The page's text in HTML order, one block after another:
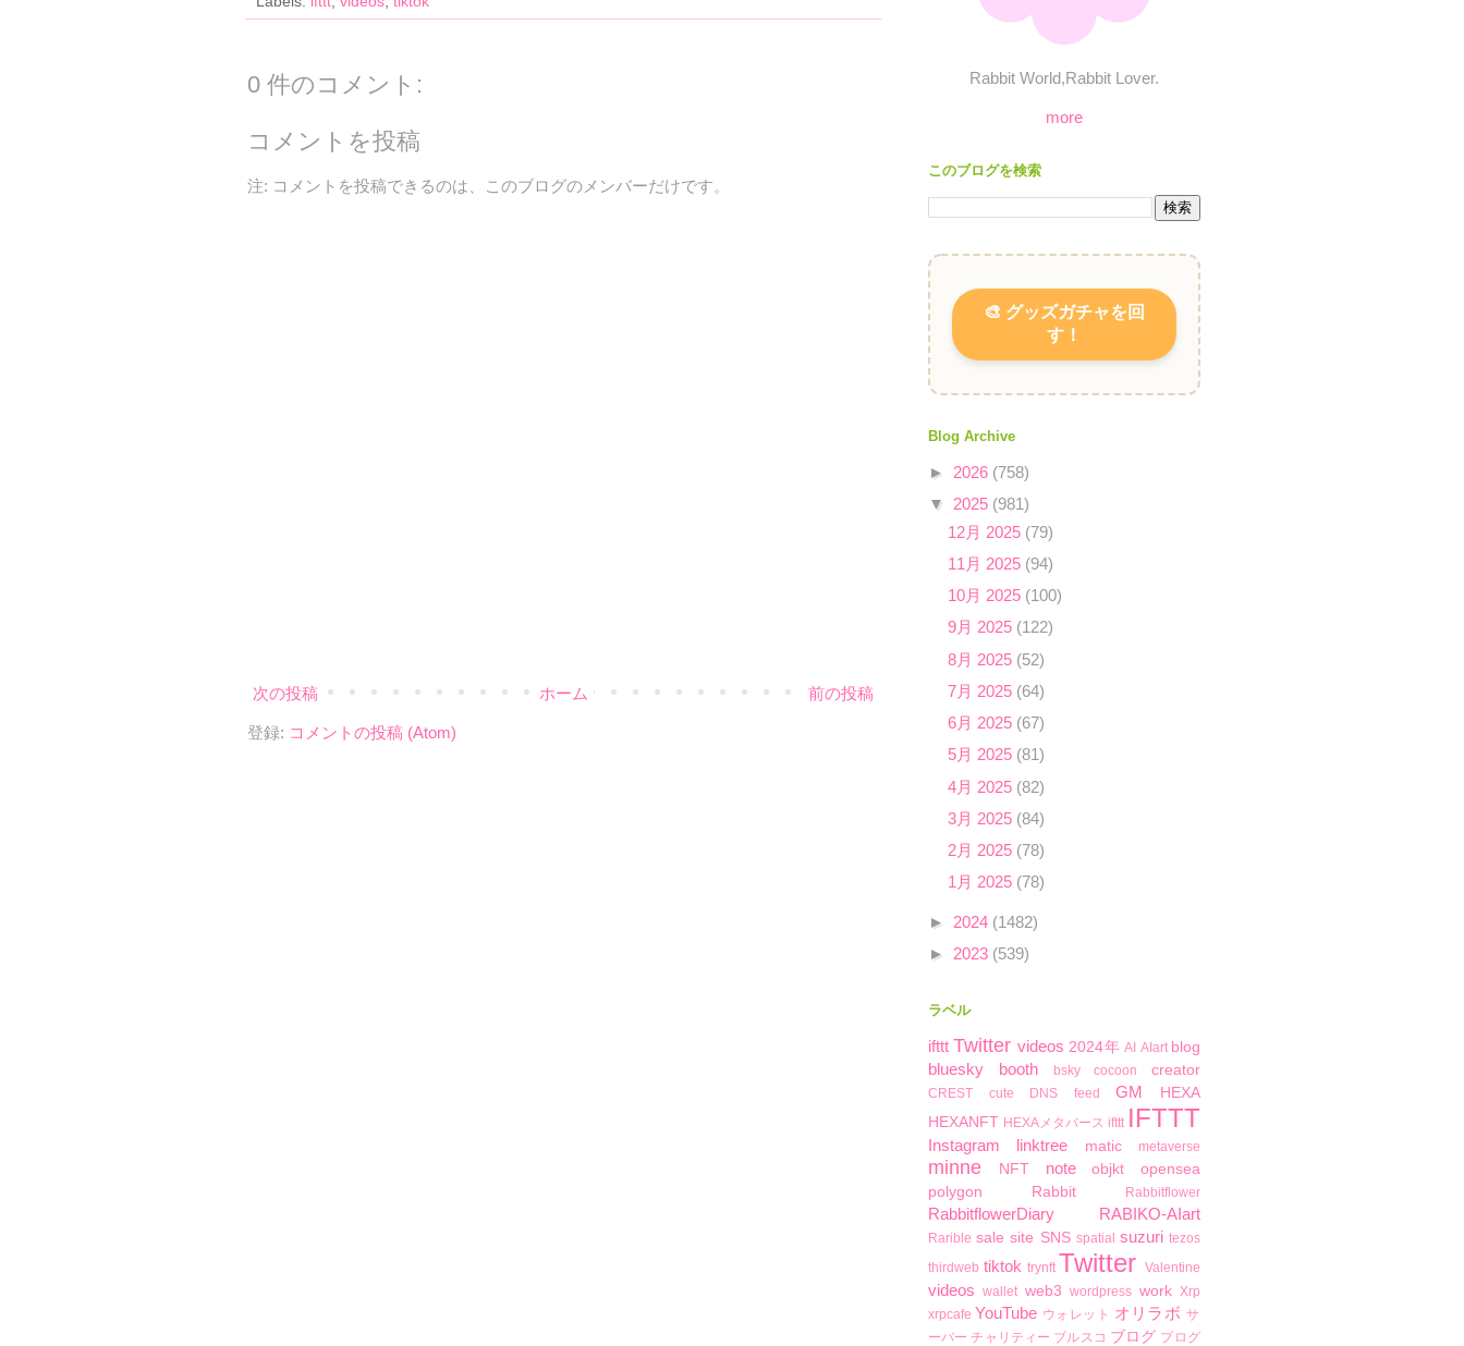
0 件のコメント:
コメントを投稿
注: コメントを投稿できるのは、このブログのメンバーだけです。
次の投稿 前の投稿
ホーム
登録: コメントの投稿 (Atom)
Rabbit World,Rabbit Lover.
more
このブログを検索
🎨 グッズガチャを回
す！
Blog Archive
► 2026 (758)
▼ 2025 (981)
12月 2025 (79)
11月 2025 (94)
10月 2025 (100)
9月 2025 (122)
8月 2025 (52)
7月 2025 (64)
6月 2025 (67)
5月 2025 (81)
4月 2025 (82)
3月 2025 (84)
2月 2025 (78)
1月 2025 (78)
► 2024 (1482)
► 2023 (539)
ラベル
ifttt Twitter videos 2024年 AI AIart blog
bluesky booth bsky cocoon creator
CREST cute DNS feed GM
HEXA
HEXANFT HEXAメタバース ifttt IFTTT
Instagram linktree matic metaverse
minne NFT note objkt
opensea
polygon
Rabbit Rabbitflower
RabbitflowerDiary RABIKO-AIart
Rarible sale site SNS spatial suzuri tezos
thirdweb tiktok trynft Twitter Valentine
videos wallet web3 wordpress work Xrp
xrpcafe YouTube ウォレット オリラボ サ
ーバー チャリティー ブルスコ ブログ プログ